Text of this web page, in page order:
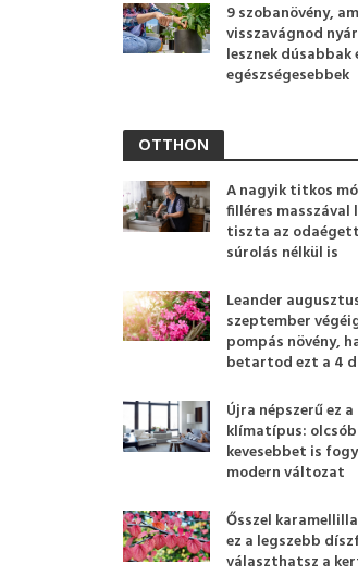
9 szobanövény,
visszavágnod
lesznek dúsabbak
egészségesebbek
OTTHON
A nagyik titkos
filléres masszával
tiszta az
súrolás nélkül is
Leander
szeptember
pompás növény,
betartod ezt a 4
Újra népszerű ez
klímatípus:
kevesebbet is
modern változat
Ősszel
ez a legszebb
választhatsz a